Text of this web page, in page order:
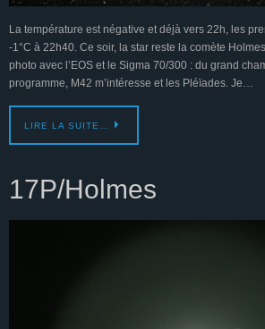
La température est négative et déjà vers 22h, les
-1°C à 22h40. Ce soir, la star reste la comète
photo avec l’EOS et le Sigma 70/300 : du grand
programme, M42 m’intéresse et les Pléïades. Je…
LIRE LA SUITE…
17P/Holmes